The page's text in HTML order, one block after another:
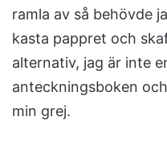
ramla av så behövde
kasta pappret och
alternativ, jag är inte
anteckningsboken
min grej.